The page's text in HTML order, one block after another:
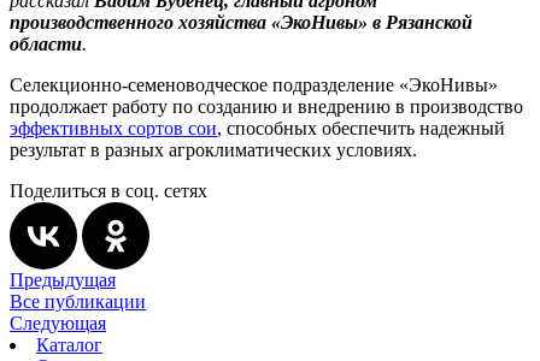
производственного хозяйства «ЭкоНивы» в Рязанской
области.
Селекционно-семеноводческое подразделение «ЭкоНивы»
продолжает работу по созданию и внедрению в производство
эффективных сортов сои, способных обеспечить надежный
результат в разных агроклиматических условиях.
Поделиться в соц. сетях
Предыдущая
Все публикации
Следующая
Каталог